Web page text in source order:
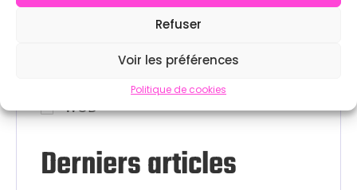
Refuser
Voir les préférences
Politique de cookies
WOD
Derniers articles